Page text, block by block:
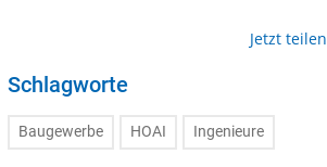
Jetzt teilen
Schlagworte
Baugewerbe HOAI Ingenieure